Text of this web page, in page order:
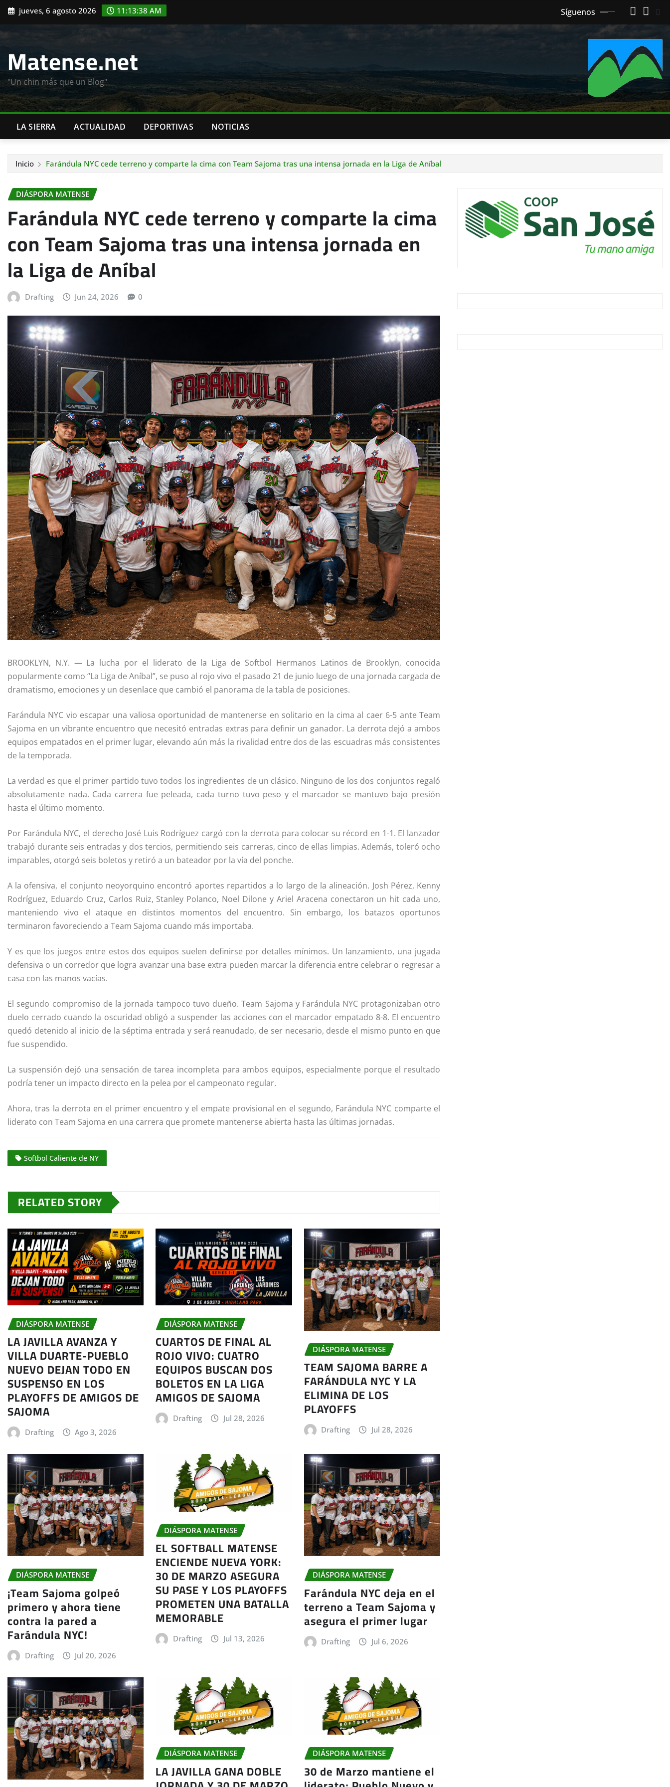
Saltar
contenido
jueves, 6 agosto 2026 11:13:39 AM Síguenos
Matense.net
"Un chin más que un Blog"
LA SIERRA ACTUALIDAD DEPORTIVAS NOTICIAS
Inicio Farándula NYC cede terreno y comparte la cima con Team Sajoma tras una intensa jornada en la Liga de Aníbal
DIÁSPORA MATENSE
Farándula NYC cede terreno y comparte la cima
con Team Sajoma tras una intensa jornada en
la Liga de Aníbal
Drafting Jun 24, 2026 0
BROOKLYN, N.Y. — La lucha por el liderato de la Liga de Softbol Hermanos Latinos de Brooklyn, conocida
popularmente como “La Liga de Aníbal”, se puso al rojo vivo el pasado 21 de junio luego de una jornada cargada de
dramatismo, emociones y un desenlace que cambió el panorama de la tabla de posiciones.
Farándula NYC vio escapar una valiosa oportunidad de mantenerse en solitario en la cima al caer 6-5 ante Team
Sajoma en un vibrante encuentro que necesitó entradas extras para definir un ganador. La derrota dejó a ambos
equipos empatados en el primer lugar, elevando aún más la rivalidad entre dos de las escuadras más consistentes
de la temporada.
La verdad es que el primer partido tuvo todos los ingredientes de un clásico. Ninguno de los dos conjuntos regaló
absolutamente nada. Cada carrera fue peleada, cada turno tuvo peso y el marcador se mantuvo bajo presión
hasta el último momento.
Por Farándula NYC, el derecho José Luis Rodríguez cargó con la derrota para colocar su récord en 1-1. El lanzador
trabajó durante seis entradas y dos tercios, permitiendo seis carreras, cinco de ellas limpias. Además, toleró ocho
imparables, otorgó seis boletos y retiró a un bateador por la vía del ponche.
A la ofensiva, el conjunto neoyorquino encontró aportes repartidos a lo largo de la alineación. Josh Pérez, Kenny
Rodríguez, Eduardo Cruz, Carlos Ruiz, Stanley Polanco, Noel Dilone y Ariel Aracena conectaron un hit cada uno,
manteniendo vivo el ataque en distintos momentos del encuentro. Sin embargo, los batazos oportunos
terminaron favoreciendo a Team Sajoma cuando más importaba.
Y es que los juegos entre estos dos equipos suelen definirse por detalles mínimos. Un lanzamiento, una jugada
defensiva o un corredor que logra avanzar una base extra pueden marcar la diferencia entre celebrar o regresar a
casa con las manos vacías.
El segundo compromiso de la jornada tampoco tuvo dueño. Team Sajoma y Farándula NYC protagonizaban otro
duelo cerrado cuando la oscuridad obligó a suspender las acciones con el marcador empatado 8-8. El encuentro
quedó detenido al inicio de la séptima entrada y será reanudado, de ser necesario, desde el mismo punto en que
fue suspendido.
La suspensión dejó una sensación de tarea incompleta para ambos equipos, especialmente porque el resultado
podría tener un impacto directo en la pelea por el campeonato regular.
Ahora, tras la derrota en el primer encuentro y el empate provisional en el segundo, Farándula NYC comparte el
liderato con Team Sajoma en una carrera que promete mantenerse abierta hasta las últimas jornadas.
Softbol Caliente de NY
RELATED STORY
DIÁSPORA MATENSE
LA JAVILLA AVANZA Y
VILLA DUARTE-PUEBLO
NUEVO DEJAN TODO EN
SUSPENSO EN LOS
PLAYOFFS DE AMIGOS DE
SAJOMA
Drafting Ago 3, 2026
DIÁSPORA MATENSE
CUARTOS DE FINAL AL
ROJO VIVO: CUATRO
EQUIPOS BUSCAN DOS
BOLETOS EN LA LIGA
AMIGOS DE SAJOMA
Drafting Jul 28, 2026
DIÁSPORA MATENSE
TEAM SAJOMA BARRE A
FARÁNDULA NYC Y LA
ELIMINA DE LOS
PLAYOFFS
Drafting Jul 28, 2026
DIÁSPORA MATENSE
¡Team Sajoma golpeó
primero y ahora tiene
contra la pared a
Farándula NYC!
Drafting Jul 20, 2026
DIÁSPORA MATENSE
EL SOFTBALL MATENSE
ENCIENDE NUEVA YORK:
30 DE MARZO ASEGURA
SU PASE Y LOS PLAYOFFS
PROMETEN UNA BATALLA
MEMORABLE
Drafting Jul 13, 2026
DIÁSPORA MATENSE
Farándula NYC deja en el
terreno a Team Sajoma y
asegura el primer lugar
Drafting Jul 6, 2026
DIÁSPORA MATENSE
LA JAVILLA GANA DOBLE
DIÁSPORA MATENSE
30 de Marzo mantiene el